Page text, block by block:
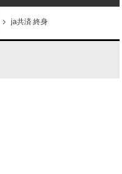
ja共済 終身